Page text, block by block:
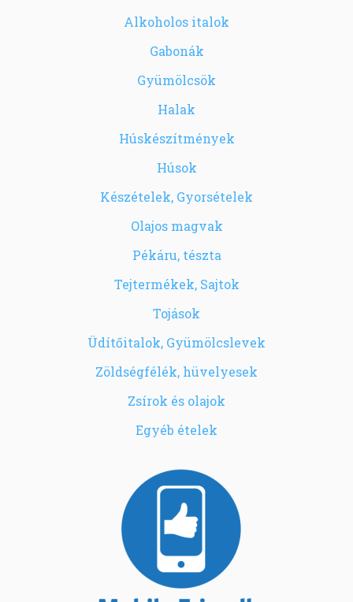
Alkoholos italok
Gabonák
Gyümölcsök
Halak
Húskészítmények
Húsok
Készételek, Gyorsételek
Olajos magvak
Pékáru, tészta
Tejtermékek, Sajtok
Tojások
Üdítőitalok, Gyümölcslevek
Zöldségfélék, hüvelyesek
Zsírok és olajok
Egyéb ételek